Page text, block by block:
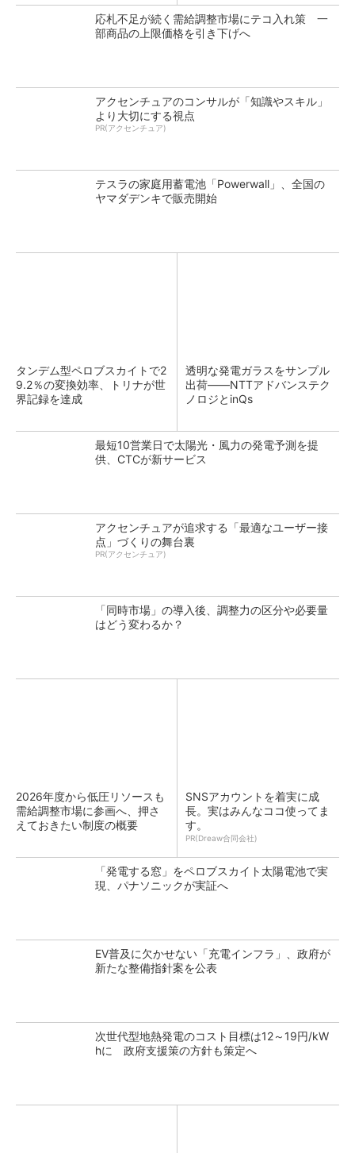
応札不足が続く需給調整市場にテコ入れ策 一
部商品の上限価格を引き下げへ
アクセンチュアのコンサルが「知識やスキル」
より大切にする視点
PR(アクセンチュア)
テスラの家庭用蓄電池「Powerwall」、全国の
ヤマダデンキで販売開始
タンデム型ペロブスカイトで2
9.2％の変換効率、トリナが世
界記録を達成
透明な発電ガラスをサンプル
出荷――NTTアドバンステク
ノロジとinQs
最短10営業日で太陽光・風力の発電予測を提
供、CTCが新サービス
アクセンチュアが追求する「最適なユーザー接
点」づくりの舞台裏
PR(アクセンチュア)
「同時市場」の導入後、調整力の区分や必要量
はどう変わるか？
2026年度から低圧リソースも
需給調整市場に参画へ、押さ
えておきたい制度の概要
SNSアカウントを着実に成
長。実はみんなココ使ってま
す。
PR(Dreaw合同会社)
「発電する窓」をペロブスカイト太陽電池で実
現、パナソニックが実証へ
EV普及に欠かせない「充電インフラ」、政府が
新たな整備指針案を公表
次世代型地熱発電のコスト目標は12～19円/kW
hに 政府支援策の方針も策定へ